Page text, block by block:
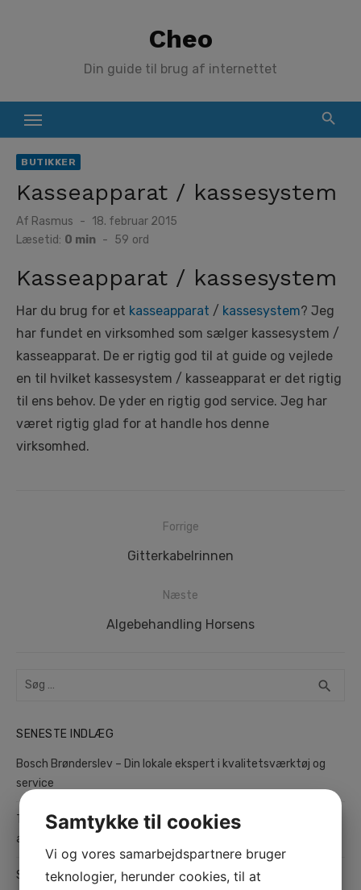
Cheo
Din guide til brug af internettet
BUTIKKER
Kasseapparat / kassesystem
Af Rasmus
Posted
on
18. februar 2015
Læsetid: 0 min - 59 ord
Kasseapparat / kassesystem
Har du brug for et kasseapparat / kassesystem? Jeg
har fundet en virksomhed som sælger kassesystem /
kasseapparat. De er rigtig god til at guide og vejlede
en til hvilket kassesystem / kasseapparat er det rigtig
til ens behov. De yder en rigtig god service. Jeg har
været rigtig glad for at handle hos denne
virksomhed.
Indlægsnavigation
Forrige
Forrige
Gitterkabelrinnen
Næste
Næste
Algebehandling Horsens
Search
search
SENESTE INDLÆG
Bosch Brønderslev – Din lokale ekspert i kvalitetsværktøj og
service
Teltudlejning i København: Fleksible og praktiske løsninger til
alle typer arrangementer
Sådan finder du det bedste værksted i Odense til din bil
Samtykke til cookies
Vi og vores samarbejdspartnere bruger
teknologier, herunder cookies, til at